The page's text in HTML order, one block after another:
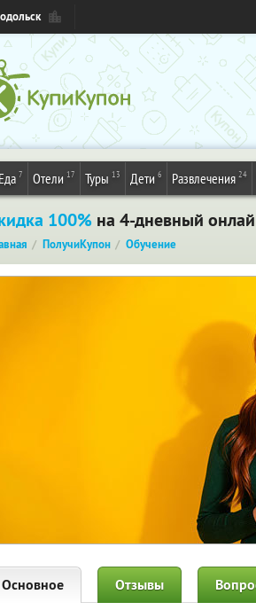
Еда 7 Отели 17 Туры 13 Дети 6 Развлечения 24
100% на 4-дневный
ПолучиКупон Обучение
Основное Отзывы